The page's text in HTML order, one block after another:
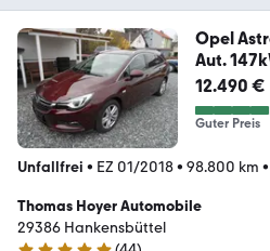
Opel
Aut.
12.490 €
Guter Preis
Unfallfrei • EZ 01/2018• 98.800 km •
Thomas Hoyer Automobile
29386 Hankensbüttel